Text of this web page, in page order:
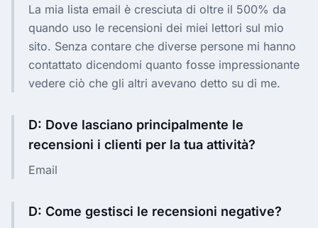
La mia lista email è cresciuta di oltre il 500% da
quando uso le recensioni dei miei lettori sul mio
sito. Senza contare che diverse persone mi hanno
contattato dicendomi quanto fosse impressionante
vedere ciò che gli altri avevano detto su di me.
D: Dove lasciano principalmente le
recensioni i clienti per la tua attività?
Email
D: Come gestisci le recensioni negative?